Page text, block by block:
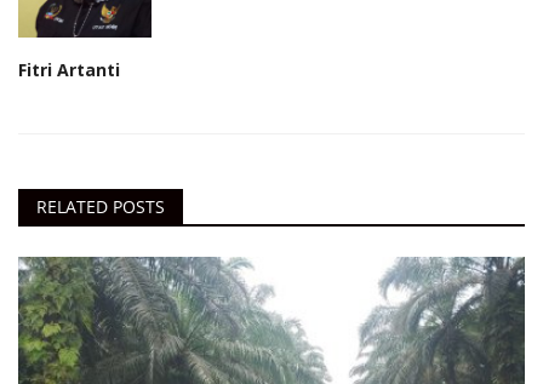
Fitri Artanti
RELATED POSTS